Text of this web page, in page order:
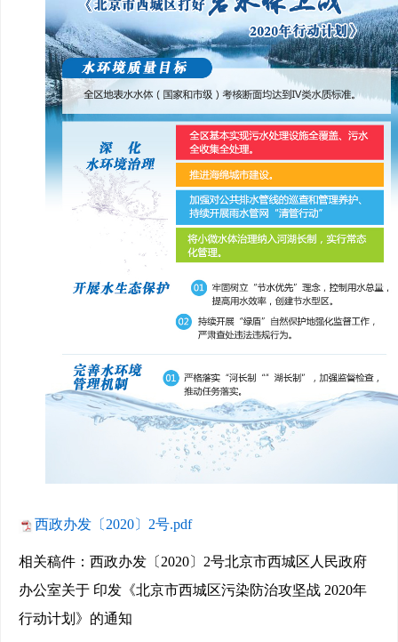
西政办发〔2020〕2号.pdf
相关稿件：西政办发〔2020〕2号北京市西城区人民政府
办公室关于 印发《北京市西城区污染防治攻坚战 2020年
行动计划》的通知